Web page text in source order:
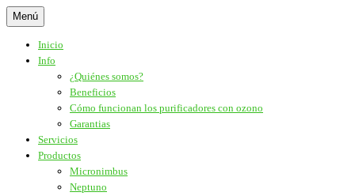
Menú
Inicio
Info
¿Quiénes somos?
Beneficios
Cómo funcionan los purificadores con ozono
Garantias
Servicios
Productos
Micronimbus
Neptuno